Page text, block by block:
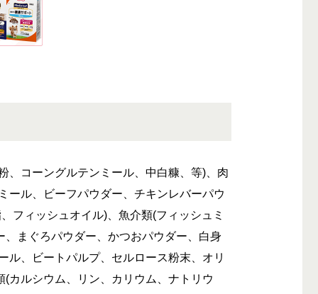
、コーングルテンミール、中白糠、等)、肉
ール、ビーフパウダー、チキンレバーパウ
フィッシュオイル)、魚介類(フィッシュミ
、まぐろパウダー、かつおパウダー、白身
ル、ビートパルプ、セルロース粉末、オリ
カルシウム、リン、カリウム、ナトリウ